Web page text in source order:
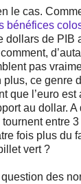
le cas.
bénéfices
dollars de PIB
pas
ce genre
que l’euro est
au dollar.
entre 3
fois plus du
vert ?
des